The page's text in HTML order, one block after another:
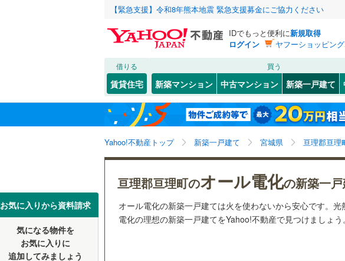
【緊急支援】令和8年熊本地震 緊急支援募金にご協力ください
IDでもっと便利に新規取得
ログイン
ヤフーショッピン
借りる
賃貸住宅
買う
新築マンション 中古マンション 新築一戸建て
Yahoo!不動産トップ 新築一戸建て 宮城県 亘理郡亘理
お気に入りから資料請求
気になる物件を
お気に入りに
追加してみましょう
亘理郡亘理町のオール電化の新築一
オール電化の新築一戸建ては火を使わないから安心です。
電化の理想の新築一戸建てをYahoo!不動産で見つけましょう。
北海道 北海道
東北 青森 岩手
関東 東京 神奈川
東海 愛知 岐阜
仙台市 青葉区(59)
太白区(67)
宮城県のそのほ
石巻市(9)
白石市(1)
多賀城市(49)
栗原市(1)
字油田(1)
JR 東北本線(3)
仙石線(0)
大船渡線(0)
秋田新幹線(0)
仙台市地下鉄南北線
私鉄・その他 阿武隈急行( 3)
こだわり条件 設備
床暖房（0）
駐車場2台以上（4）
ＴＶモニタ付インターホン
（4）
配置、向き、建ち方、日当たり
前道6m以上（3）
この検索条件の新
宮城県、亘
土地を含む
閉
閉